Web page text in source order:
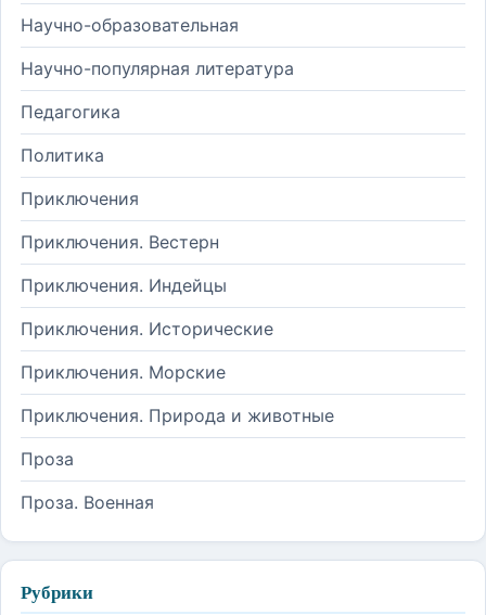
Научно-образовательная
Научно-популярная литература
Педагогика
Политика
Приключения
Приключения. Вестерн
Приключения. Индейцы
Приключения. Исторические
Приключения. Морские
Приключения. Природа и животные
Проза
Проза. Военная
Рубрики